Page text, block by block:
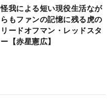
怪我による短い現役生活なが
らもファンの記憶に残る虎の
リードオフマン・レッドスタ
ー【赤星憲広】